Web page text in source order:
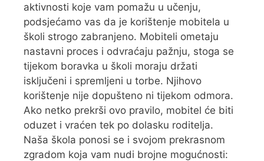
aktivnosti koje vam pomažu u učenju,
podsjećamo vas da je korištenje mobitela u
školi strogo zabranjeno. Mobiteli ometaju
nastavni proces i odvraćaju pažnju, stoga se
tijekom boravka u školi moraju držati
isključeni i spremljeni u torbe. Njihovo
korištenje nije dopušteno ni tijekom odmora.
Ako netko prekrši ovo pravilo, mobitel će biti
oduzet i vraćen tek po dolasku roditelja.
Naša škola ponosi se i svojom prekrasnom
zgradom koja vam nudi brojne mogućnosti: